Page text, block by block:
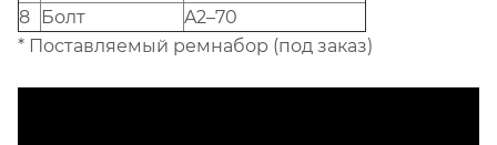
8
Болт
A2–70
* Поставляемый ремнабор (под заказ)